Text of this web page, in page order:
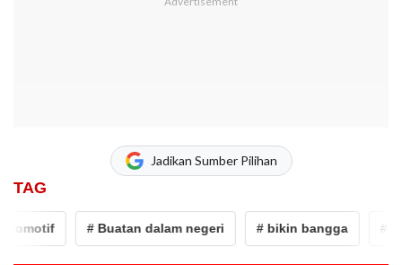
Jadikan Sumber Pilihan
TAG
# Buatan dalam negeri # bikin bangga # PT